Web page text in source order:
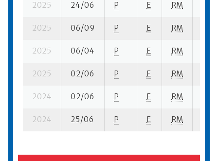
2025 24/06 P E RM
2025 06/09 P E RM
2025 06/04 P E RM
2025 02/06 P E RM
2024 02/06 P E RM
2024 25/06 P E RM